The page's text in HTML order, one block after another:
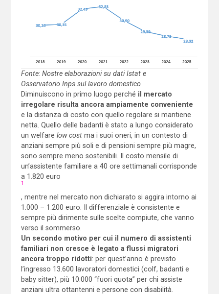
Fonte: Nostre elaborazioni su dati Istat e
Osservatorio Inps sul lavoro domestico
Diminuiscono in primo luogo perché il mercato
irregolare risulta ancora ampiamente conveniente
e la distanza di costo con quello regolare si mantiene
netta. Quello delle badanti è stato a lungo considerato
un welfare low costma i suoi oneri, in un contesto di
anziani sempre più soli e di pensioni sempre più magre,
sono sempre meno sostenibili. Il costo mensile di
un’assistente familiare a 40 ore settimanali corrisponde
a 1.820 euro
1
, mentre nel mercato non dichiarato si aggira intorno ai
1.000 – 1.200 euro. Il differenziale è consistente e
sempre più dirimente sulle scelte compiute, che vanno
verso il sommerso.
Un secondo motivo per cui il numero di assistenti
familiari non cresce è legato a flussi migratori
ancora troppo ridotti: per quest’anno è previsto
l’ingresso 13.600 lavoratori domestici (colf, badanti e
baby sitter), più 10.000 “fuori quota” per chi assiste
anziani ultra ottantenni e persone con disabilità.